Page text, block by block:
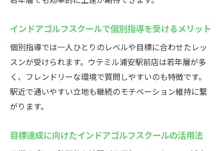
インドアゴルフスクールで個別指導を受けるメリット
個別指導では一人ひとりのレベルや目標に合わせたレッ
スンが受けられます。ウテミル浦安駅前店は若年層が多
く、フレンドリーな環境で質問しやすいのも特徴です。
駅近で通いやすい立地も継続のモチベーション維持に繋
がります。
目標達成に向けたインドアゴルフスクールの活用法